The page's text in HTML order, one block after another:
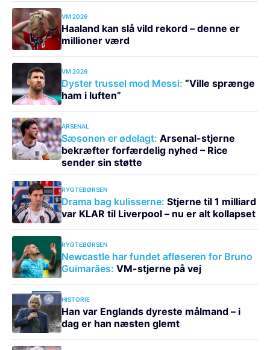
VM 2026
Haaland kan slå vild rekord – denne er
millioner værd
VM 2026
Dyster trussel mod Messi: “Ville sprænge
ham i luften”
ARSENAL
Sæsonen er ødelagt: Arsenal-stjerne
bekræfter forfærdelig nyhed – Rice
sender sin støtte
RYGTEBØRSEN
Drama bag kulisserne: Stjerne til 1 milliard
var KLAR til Liverpool – nu er alt kollapset
RYGTEBØRSEN
Newcastle har fundet afløseren for Bruno
Guimarães: VM-stjerne på vej
HISTORIE
Han var Englands dyreste målmand – i
dag er han næsten glemt